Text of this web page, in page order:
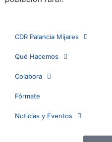
CDR Palancia Mijares
Qué Hacemos
Colabora
Fórmate
Noticias y Eventos